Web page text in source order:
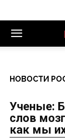
НОВОСТИ
Ученые:
слов
как мы